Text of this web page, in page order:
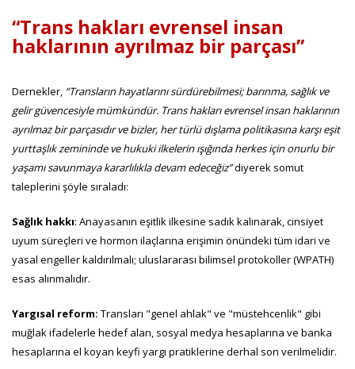
“Trans hakları evrensel insan
haklarının ayrılmaz bir parçası”
Dernekler, “Transların hayatlarını sürdürebilmesi; barınma, sağlık ve
gelir güvencesiyle mümkündür. Trans hakları evrensel insan haklarının
ayrılmaz bir parçasıdır ve bizler, her türlü dışlama politikasına karşı eşit
yurttaşlık zemininde ve hukuki ilkelerin ışığında herkes için onurlu bir
yaşamı savunmaya kararlılıkla devam edeceğiz”diyerek somut
taleplerini şöyle sıraladı:
Sağlık hakkı: Anayasanın eşitlik ilkesine sadık kalınarak, cinsiyet
uyum süreçleri ve hormon ilaçlarına erişimin önündeki tüm idari ve
yasal engeller kaldırılmalı; uluslararası bilimsel protokoller (WPATH)
esas alınmalıdır.
Yargısal reform: Transları "genel ahlak" ve "müstehcenlik" gibi
muğlak ifadelerle hedef alan, sosyal medya hesaplarına ve banka
hesaplarına el koyan keyfi yargı pratiklerine derhal son verilmelidir.